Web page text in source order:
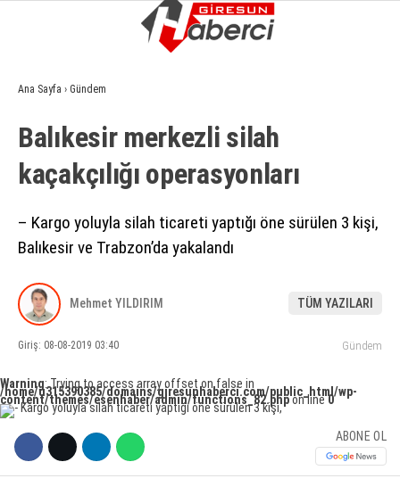
WhatsApp İhbar Hattı
GÜNDEM
EKONOMI
SIYASET
ASAYIŞ
SPOR
YAŞAM
SAĞLIK
KÜLTÜR SANAT
Ana Sayfa › Gündem
Balıkesir merkezli silah
kaçakçılığı operasyonları
– Kargo yoluyla silah ticareti yaptığı öne sürülen 3 kişi,
Balıkesir ve Trabzon’da yakalandı
Mehmet YILDIRIM TÜM YAZILARI
Giriş: 08-08-2019 03:40 Gündem
Warning: Trying to access array offset on false in
/home/u315390385/domains/giresunhaberci.com/public_html/wp-
content/themes/esenhaber/admin/functions_82.phpon line0
ABONE OL